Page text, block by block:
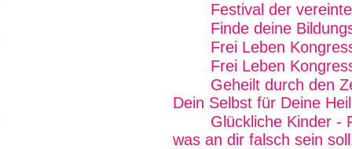
Festival der
Finde deine
Frei Leben
Frei Leben
Geheilt durch den
Dein Selbst für Deine
Glückliche Kinder -
was an dir falsch sein